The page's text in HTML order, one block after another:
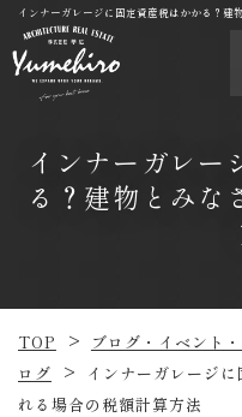
インナーガレージに固定資産税はかかる？建
インナーガレー
る？建物とみな
TOP ブログ・イベント
ログ
インナーガレージ
れる場合の税額計算方法